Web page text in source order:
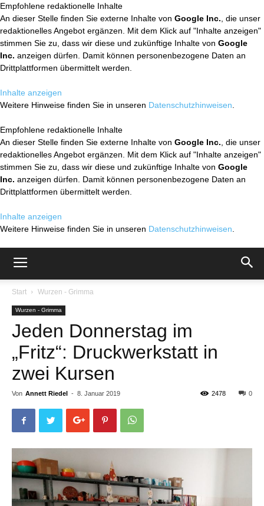
Empfohlene redaktionelle Inhalte
An dieser Stelle finden Sie externe Inhalte von Google Inc. , die unser
redaktionelles Angebot ergänzen. Mit dem Klick auf "Inhalte anzeigen"
stimmen Sie zu, dass wir diese und zukünftige Inhalte von Google
Inc. anzeigen dürfen. Damit können personenbezogene Daten an
Drittplattformen übermittelt werden.
Inhalte anzeigen
Weitere Hinweise finden Sie in unseren Datenschutzhinweisen
Empfohlene redaktionelle Inhalte
An dieser Stelle finden Sie externe Inhalte von Google Inc. , die unser
redaktionelles Angebot ergänzen. Mit dem Klick auf "Inhalte anzeigen"
stimmen Sie zu, dass wir diese und zukünftige Inhalte von Google
Inc. anzeigen dürfen. Damit können personenbezogene Daten an
Drittplattformen übermittelt werden.
Inhalte anzeigen
Weitere Hinweise finden Sie in unseren Datenschutzhinweisen
Start Wurzen - Grimma
Wurzen - Grimma
Jeden Donnerstag im
„Fritz“: Druckwerkstatt in
zwei Kursen
Von Annett Riedel - 8. Januar 2019 0
2478